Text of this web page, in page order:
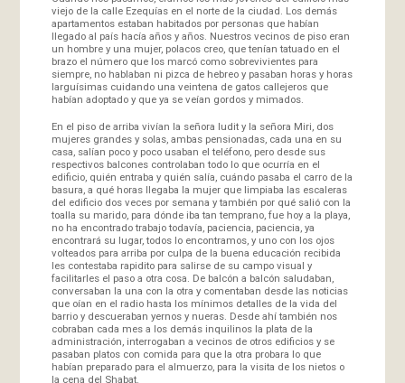
viejo de la calle Ezequías en el norte de la ciudad. Los demás
apartamentos estaban habitados por personas que habían
llegado al país hacía años y años. Nuestros vecinos de piso eran
un hombre y una mujer, polacos creo, que tenían tatuado en el
brazo el número que los marcó como sobrevivientes para
siempre, no hablaban ni pizca de hebreo y pasaban horas y horas
larguísimas cuidando una veintena de gatos callejeros que
habían adoptado y que ya se veían gordos y mimados.
En el piso de arriba vivían la señora Iudit y la señora Miri, dos
mujeres grandes y solas, ambas pensionadas, cada una en su
casa, salían poco y poco usaban el teléfono, pero desde sus
respectivos balcones controlaban todo lo que ocurría en el
edificio, quién entraba y quién salía, cuándo pasaba el carro de la
basura, a qué horas llegaba la mujer que limpiaba las escaleras
del edificio dos veces por semana y también por qué salió con la
toalla su marido, para dónde iba tan temprano, fue hoy a la playa,
no ha encontrado trabajo todavía, paciencia, paciencia, ya
encontrará su lugar, todos lo encontramos, y uno con los ojos
volteados para arriba por culpa de la buena educación recibida
les contestaba rapidito para salirse de su campo visual y
facilitarles el paso a otra cosa. De balcón a balcón saludaban,
conversaban la una con la otra y comentaban desde las noticias
que oían en el radio hasta los mínimos detalles de la vida del
barrio y descueraban yernos y nueras. Desde ahí también nos
cobraban cada mes a los demás inquilinos la plata de la
administración, interrogaban a vecinos de otros edificios y se
pasaban platos con comida para que la otra probara lo que
habían preparado para el almuerzo, para la visita de los nietos o
la cena del Shabat.